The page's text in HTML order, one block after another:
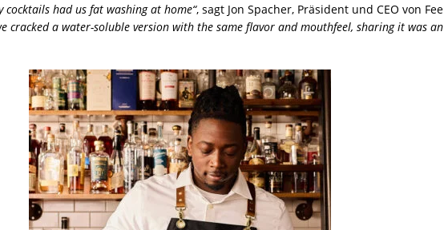
cocktails had us fat washing at home“, sagt Jon Spacher, Präsident und CEO von Fee
cracked a water-soluble version with the same flavor and mouthfeel, sharing it was an